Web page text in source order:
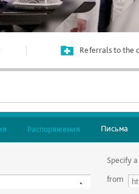
Referrals to the
Распоряжения Письма
Specify
from